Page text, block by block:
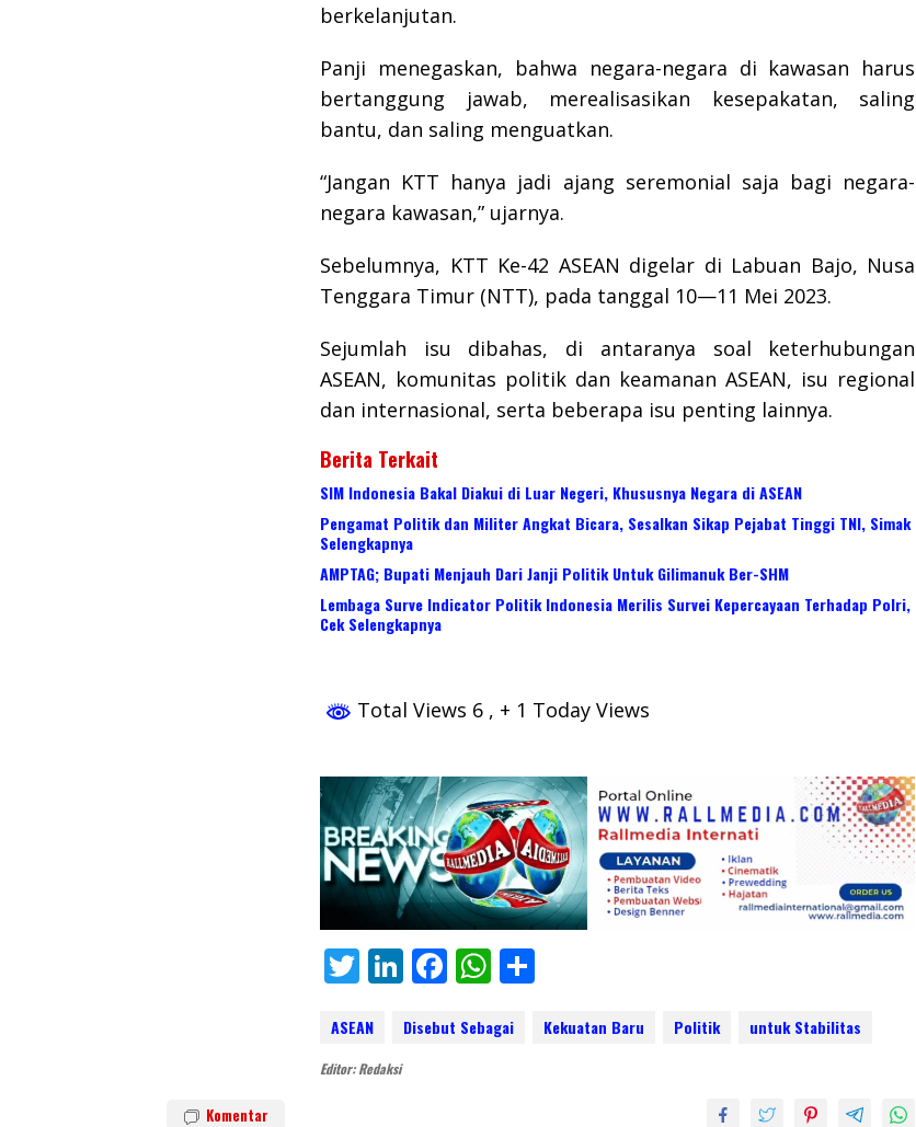
berkelanjutan.
Panji menegaskan, bahwa negara-negara di kawasan harus
bertanggung jawab, merealisasikan kesepakatan, saling
bantu, dan saling menguatkan.
“Jangan KTT hanya jadi ajang seremonial saja bagi negara-
negara kawasan,” ujarnya.
Sebelumnya, KTT Ke-42 ASEAN digelar di Labuan Bajo, Nusa
Tenggara Timur (NTT), pada tanggal 10—11 Mei 2023.
Sejumlah isu dibahas, di antaranya soal keterhubungan
ASEAN, komunitas politik dan keamanan ASEAN, isu regional
dan internasional, serta beberapa isu penting lainnya.
Berita Terkait
SIM Indonesia Bakal Diakui di Luar Negeri, Khususnya Negara di ASEAN
Pengamat Politik dan Militer Angkat Bicara, Sesalkan Sikap Pejabat Tinggi TNI, Simak
Selengkapnya
AMPTAG; Bupati Menjauh Dari Janji Politik Untuk Gilimanuk Ber-SHM
Lembaga Surve Indicator Politik Indonesia Merilis Survei Kepercayaan Terhadap Polri,
Cek Selengkapnya
Total Views 6 , + 1 Today Views
T
itt
er
Li
k
F
e
W
at ar
ASEAN Disebut Sebagai Kekuatan Baru Politik untuk Stabilitas
Editor: Redaksi
Komentar